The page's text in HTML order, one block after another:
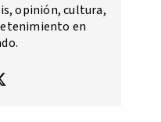
opinión, cultura,
en